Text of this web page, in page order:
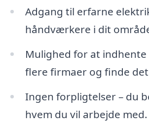
Adgang til erfarne
håndværkere i dit
Mulighed for at
flere firmaer og finde
Ingen forpligtelser – du
hvem du vil arbejde med.